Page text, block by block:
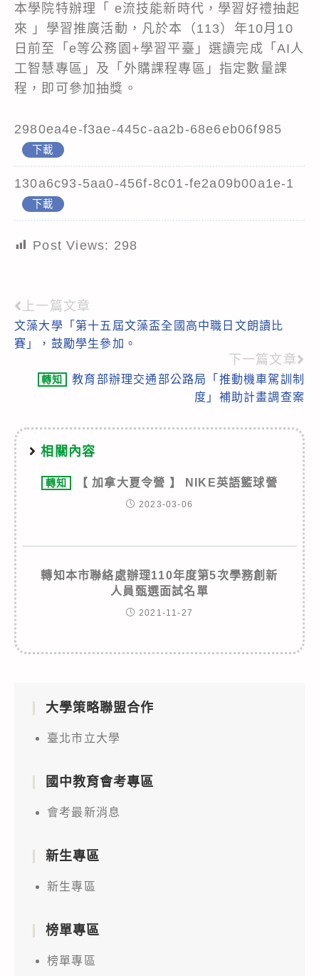
本學院特辦理「 e流技能新時代，學習好禮抽起
來 」學習推廣活動，凡於本（113）年10月10
日前至「e等公務園+學習平臺」選讀完成「AI人
工智慧專區」及「外購課程專區」指定數量課
程，即可參加抽獎。
2980ea4e-f3ae-445c-aa2b-68e6eb06f985
下載
130a6c93-5aa0-456f-8c01-fe2a09b00a1e-1
下載
Post Views: 298
Read
more
上一篇文章
文藻大學「第十五屆文藻盃全國高中職日文朗讀比
賽」，鼓勵學生參加。
下一篇文章
轉知
教育部辦理交通部公路局「推動機車駕訓制
度」補助計畫調查案
相關內容
轉知 【 加拿大夏令營 】 NIKE英語籃球營
2023-03-06
轉知本市聯絡處辦理110年度第5次學務創新
人員甄選面試名單
2021-11-27
大學策略聯盟合作
臺北市立大學
國中教育會考專區
會考最新消息
新生專區
新生專區
榜單專區
榜單專區